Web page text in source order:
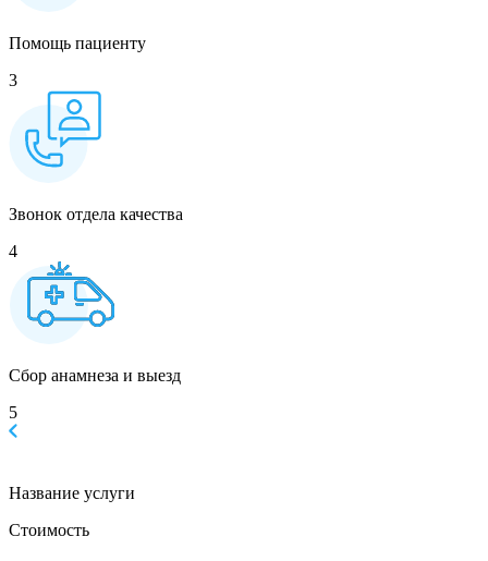
Помощь пациенту
3
Звонок отдела качества
4
Сбор анамнеза и выезд
5
Название услуги
Стоимость